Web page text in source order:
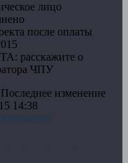
лицо
после оплаты
расскажите о
ЧПУ
Последнее изменение
14:38